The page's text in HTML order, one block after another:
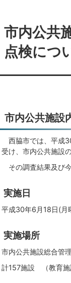
市内公共
点検につ
市内公共施設
西脇市では、平成
受け、市内公共施設
その調査結果及び
実施日
平成30年6月18日(月
実施場所
市内公共施設総合管
計157施設 （教育施